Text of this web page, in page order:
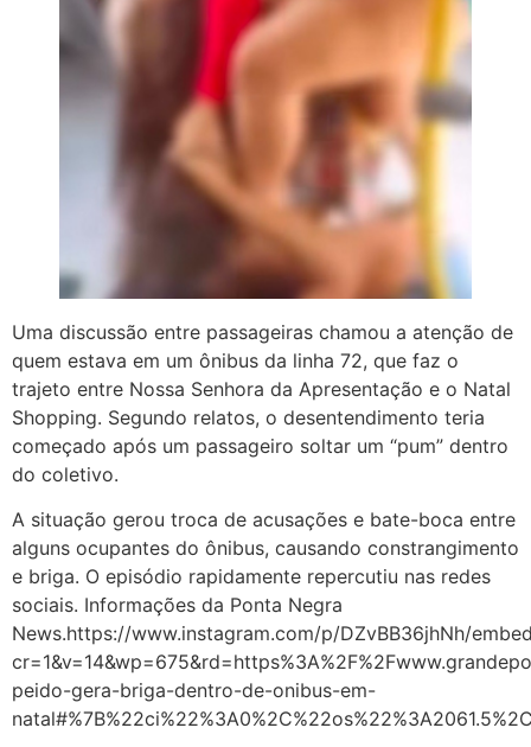
Uma discussão entre passageiras chamou a atenção de
quem estava em um ônibus da linha 72, que faz o
trajeto entre Nossa Senhora da Apresentação e o Natal
Shopping. Segundo relatos, o desentendimento teria
começado após um passageiro soltar um “pum” dentro
do coletivo.
A situação gerou troca de acusações e bate-boca entre
alguns ocupantes do ônibus, causando constrangimento
e briga. O episódio rapidamente repercutiu nas redes
sociais. Informações da Ponta Negra
News.https://www.instagram.com/p/DZvBB36jhNh/
peido-gera-briga-dentro-de-onibus-em-